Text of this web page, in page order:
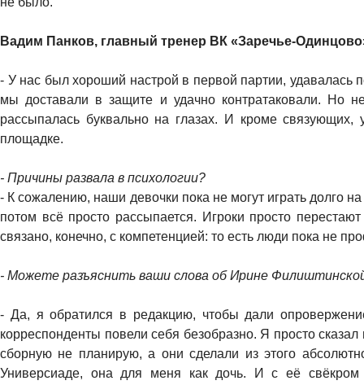
Вадим Панков, главный тренер ВК «Заречье-
- У нас был хороший настрой в первой партии, удавалась
мы доставали в защите и удачно контратаковали. Но
рассыпалась буквально на глазах. И кроме
площадке.
- Причины развала в психологии?
- К сожалению, наши девочки пока не могут играть долго
потом всё просто рассыпается. Игроки просто
связано, конечно, с компетенцией: то есть люди пока не
- Можете разъяснить ваши слова об Ирине
- Да, я обратился в редакцию, чтобы дали
корреспонденты повели себя безобразно. Я просто
сборную не планирую, а они сделали из этого
Универсиаде, она для меня как дочь. И с её